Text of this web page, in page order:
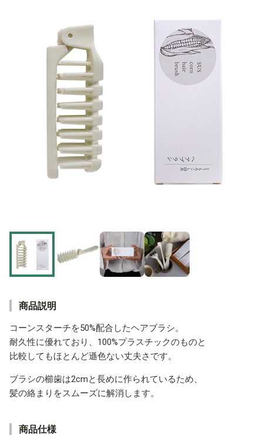
商品説明
コーンスターチを50%配合したヘアブラシ。
耐久性に優れており、100%プラスチックのものと
比較してもほとんど遜色ない丈夫さです。
ブラシの櫛歯は2cmと長めに作られているため、
髪の絡まりをスムーズに解消します。
商品仕様